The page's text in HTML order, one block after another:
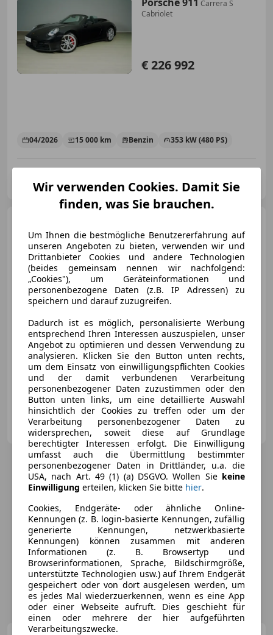
Carrera S
Cabriolet
€ 226 992
04/2026 15 000 km Benzin 353 kW (480 PS)
AT-6020 Innsbruck
Approved
€ 64 718
03/2020 49 990 km Benzin
220 kW (299 PS)
RT-Automobile GmbH
AT-4664 Oberweis
Wir verwenden Cookies. Damit Sie
finden, was Sie brauchen.
Um Ihnen die bestmögliche Benutzererfahrung auf
unseren Angeboten zu bieten, verwenden wir und
Drittanbieter Cookies und andere Technologien
(beides gemeinsam nennen wir nachfolgend:
„Cookies"), um Geräteinformationen und
personenbezogene Daten (z.B. IP Adressen) zu
speichern und darauf zuzugreifen.
Dadurch ist es möglich, personalisierte Werbung
entsprechend Ihren Interessen auszuspielen, unser
Angebot zu optimieren und dessen Verwendung zu
analysieren. Klicken Sie den Button unten rechts,
um dem Einsatz von einwilligungspflichten Cookies
und der damit verbundenen Verarbeitung
personenbezogener Daten zuzustimmen oder den
Button unten links, um eine detaillierte Auswahl
hinsichtlich der Cookies zu treffen oder um der
Verarbeitung personenbezogener Daten zu
widersprechen, soweit diese auf Grundlage
berechtigter Interessen erfolgt. Die Einwilligung
umfasst auch die Übermittlung bestimmter
personenbezogener Daten in Drittländer, u.a. die
USA, nach Art. 49 (1) (a) DSGVO. Wollen Sie keine
Einwilligung erteilen, klicken Sie bitte hier.
Cookies, Endgeräte- oder ähnliche Online-
Kennungen (z. B. login-basierte Kennungen, zufällig
generierte Kennungen, netzwerkbasierte
Kennungen) können zusammen mit anderen
Informationen (z. B. Browsertyp und
Browserinformationen, Sprache, Bildschirmgröße,
unterstützte Technologien usw.) auf Ihrem Endgerät
gespeichert oder von dort ausgelesen werden, um
es jedes Mal wiederzuerkennen, wenn es eine App
oder einer Webseite aufruft. Dies geschieht für
einen oder mehrere der hier aufgeführten
Verarbeitungszwecke.